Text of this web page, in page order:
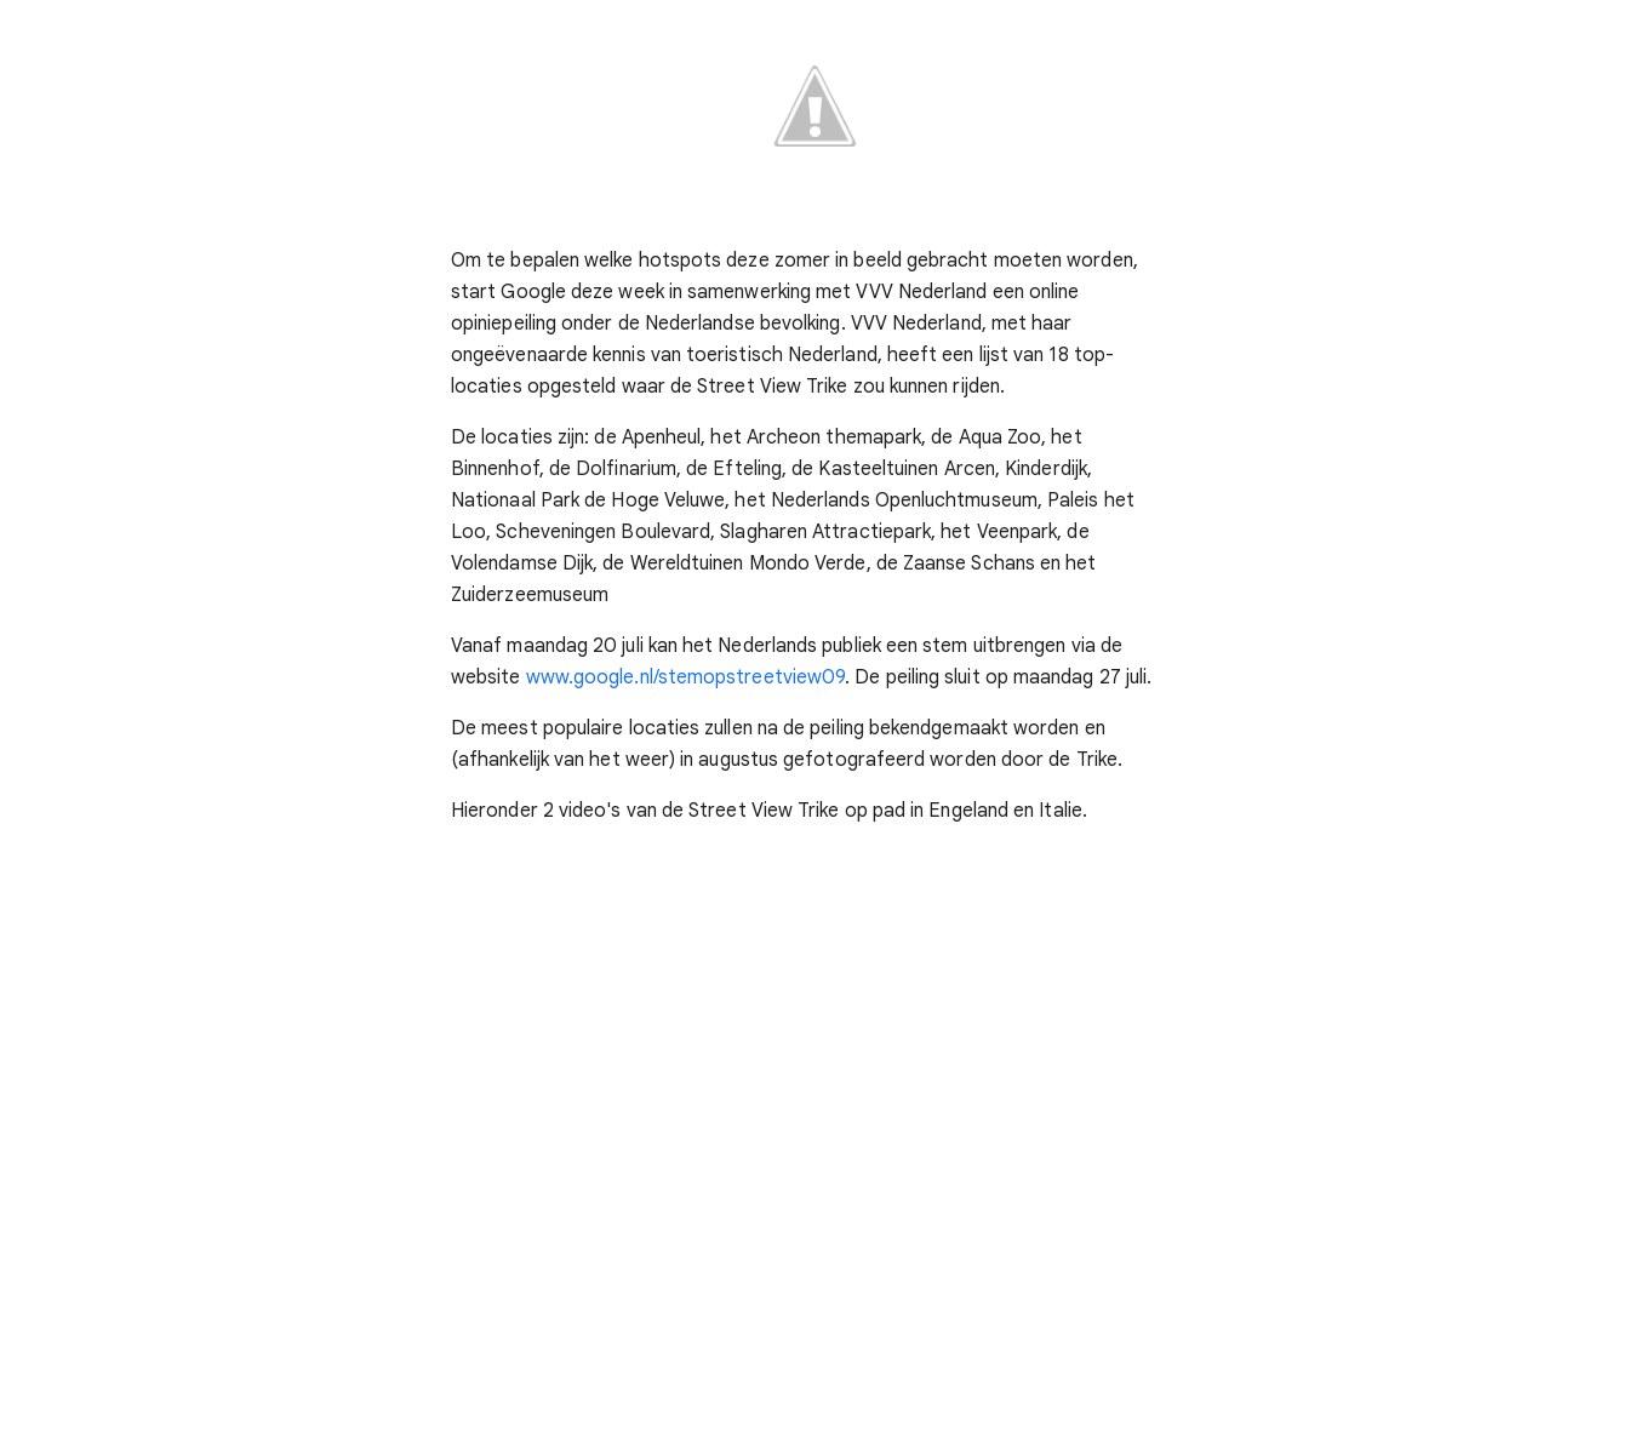
Om te bepalen welke hotspots deze zomer in beeld gebracht moeten worden,
start Google deze week in samenwerking met VVV Nederland een online
opiniepeiling onder de Nederlandse bevolking. VVV Nederland, met haar
ongeëvenaarde kennis van toeristisch Nederland, heeft een lijst van 18 top-
locaties opgesteld waar de Street View Trike zou kunnen rijden.
De locaties zijn: de Apenheul, het Archeon themapark, de Aqua Zoo, het
Binnenhof, de Dolfinarium, de Efteling, de Kasteeltuinen Arcen, Kinderdijk,
Nationaal Park de Hoge Veluwe, het Nederlands Openluchtmuseum, Paleis het
Loo, Scheveningen Boulevard, Slagharen Attractiepark, het Veenpark, de
Volendamse Dijk, de Wereldtuinen Mondo Verde, de Zaanse Schans en het
Zuiderzeemuseum
Vanaf maandag 20 juli kan het Nederlands publiek een stem uitbrengen via de
website www.google.nl/stemopstreetview09. De peiling sluit op maandag 27 juli.
De meest populaire locaties zullen na de peiling bekendgemaakt worden en
(afhankelijk van het weer) in augustus gefotografeerd worden door de Trike.
Hieronder 2 video's van de Street View Trike op pad in Engeland en Italie.